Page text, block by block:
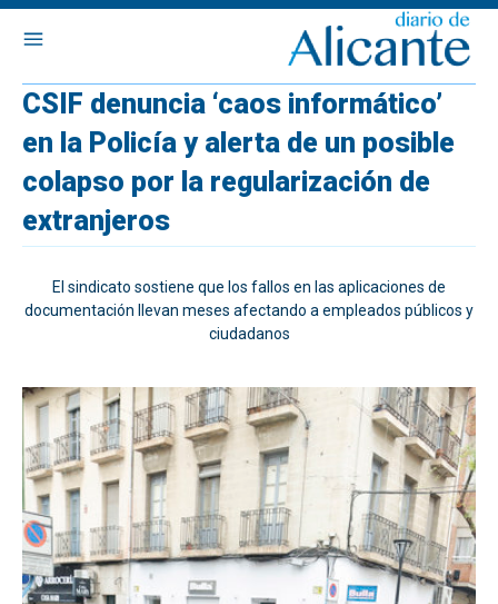
CSIF denuncia ‘caos informático’
en la Policía y alerta de un posible
colapso por la regularización de
extranjeros
El sindicato sostiene que los fallos en las aplicaciones de
documentación llevan meses afectando a empleados públicos y
ciudadanos